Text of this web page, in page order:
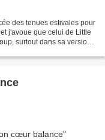
des tenues estivales pour
j'avoue que celui de Little
surtout dans sa version